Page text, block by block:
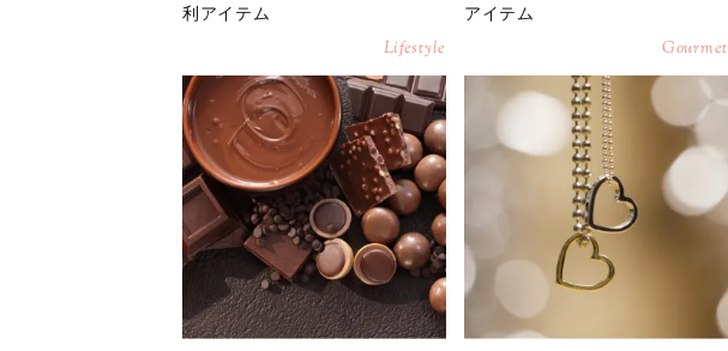
利アイテム
Lifestyle
アイテム
Gourmet